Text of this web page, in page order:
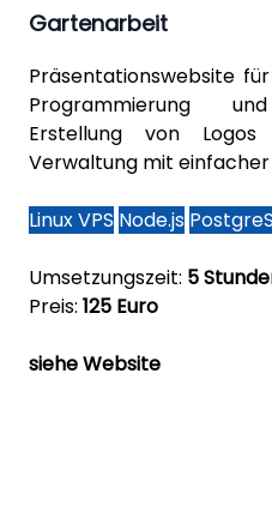
Gartenarbeit
Präsentationswebsite
Programmierung
Erstellung von
Verwaltung mit
Linux VPS Node.js
Umsetzungszeit: 5
Preis: 125 Euro
siehe Website